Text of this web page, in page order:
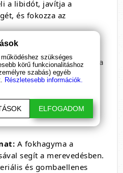
a libidót, javítja a
és fokozza az
javítva a merevedést és a
kivonat:A szibériai
hatással bír, ami azt
szervezetnek a stressz
és javítja a fizikai
A fokhagyma a
segít a merevedésben.
és gombaellenes
szükséges
körű funkcionalitáshoz
szabás) egyéb
Részletesebb információk.
ELFOGADOM